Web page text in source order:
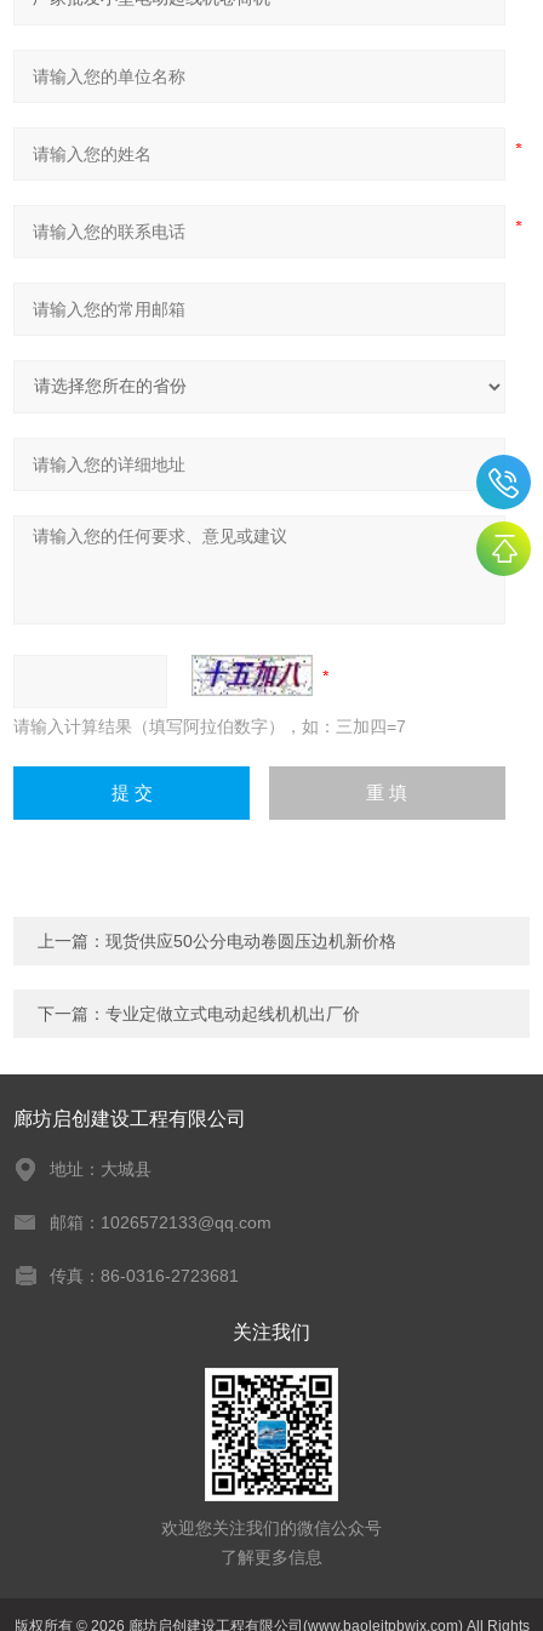
请输入计算结果（填写阿拉伯数字），如：三加四=7
上一篇：现货供应50公分电动卷圆压边机新价格
下一篇：专业定做立式电动起线机机出厂价
廊坊启创建设工程有限公司
地址：大城县
邮箱：1026572133@qq.com
传真：86-0316-2723681
关注我们
欢迎您关注我们的微信公众号
了解更多信息
版权所有 © 2026 廊坊启创建设工程有限公司(www.baoleitpbwjx.com) All Rights